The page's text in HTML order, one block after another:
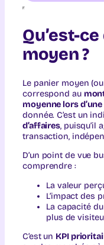
Qu’est-
moyen ?
Le panier moyen (ou
correspond au
moyenne lors
donnée. C’est un
d’affaires, puisqu’il
transaction,
D’un point de vue
comprendre :
La valeur
L’impact des
La capacité
plus de
C’est un KPI